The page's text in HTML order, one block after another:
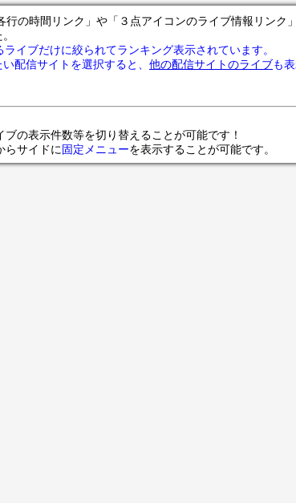
の時間リンク」や「３点アイコンのライブ情報リンク
イブだけに絞られてランキング表示されています。
配信サイトを選択すると、 他の配信サイトのライブも
の表示件数等を切り替えることが可能です！
らサイドに固定メニューを表示することが可能です。